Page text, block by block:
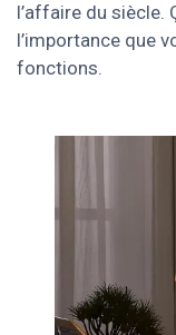
l’affaire du siècle.
l’importance que
fonctions.